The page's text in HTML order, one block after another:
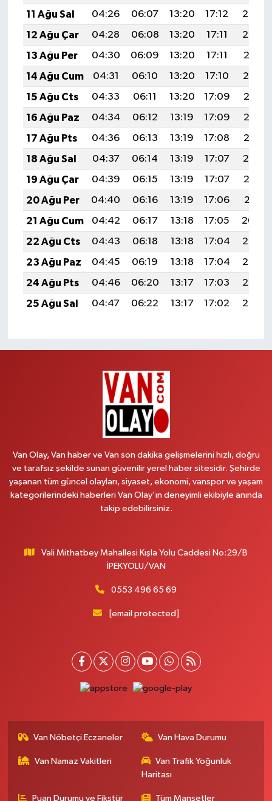
11 Ağu Sal
04:26 06:07 13:20 17:12
20:23
12 Ağu Çar
04:28 06:08 13:20 17:11
20:22
13 Ağu Per
04:30 06:09 13:20 17:11
20:21
14 Ağu Cum
04:31 06:10 13:20 17:10
20:19
15 Ağu Cts
04:33 06:11 13:20 17:09
20:18
16 Ağu Paz
04:34 06:12 13:19 17:09
20:17
17 Ağu Pts
04:36 06:13 13:19 17:08
20:15
18 Ağu Sal
04:37 06:14 13:19 17:07
20:14
19 Ağu Çar
04:39 06:15 13:19 17:07
20:12
20 Ağu Per
04:40 06:16 13:19 17:06
20:11
21 Ağu Cum
04:42 06:17 13:18 17:05
20:09
22 Ağu Cts
04:43 06:18 13:18 17:04
20:08
23 Ağu Paz
04:45 06:19 13:18 17:04
20:06
24 Ağu Pts
04:46 06:20 13:17 17:03
20:05
25 Ağu Sal
04:47 06:22 13:17 17:02 20:03
Van Olay, Van haber ve Van son dakika gelişmelerini hızlı, doğru
ve tarafsız şekilde sunan güvenilir yerel haber sitesidir. Şehirde
yaşanan tüm güncel olayları, siyaset, ekonomi, vanspor ve yaşam
kategorilerindeki haberleri Van Olay’ın deneyimli ekibiyle anında
takip edebilirsiniz.
Vali Mithatbey Mahallesi Kışla Yolu Caddesi No:29/B
İPEKYOLU/VAN
0553 496 65 69
[email protected]
Van Nöbetçi Eczaneler Van Hava Durumu
Van Namaz Vakitleri
Van Trafik Yoğunluk
Haritası
Puan Durumu ve Fikstür Tüm Manşetler